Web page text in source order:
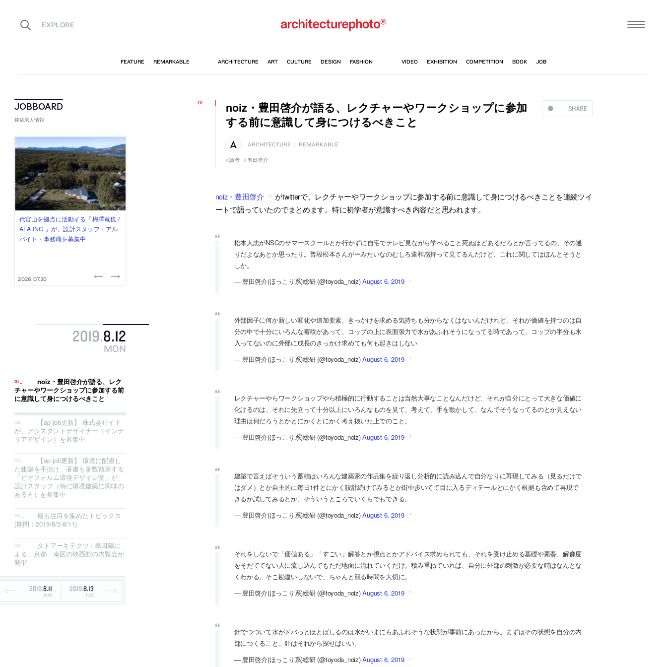
建築求人情報
佐々木慧が主宰する「axonometric株
式会社」が、設計スタッフ（経験
者・既卒・2027年新卒）を募集中
2026.08.07
古民家を軸に全国で“価値循環の仕組
み”を作り、リモートワーク主体の働
き方を実践する「株式会社つぎと」
2026.08.03
リノベる株式会社が、設計パートナ
ー (業務委託) を募集中
2026.08.03
社会への影響力のある建築を手掛
け、スタッフ同士で助け合う環境づ
くりも行う「E.A.S.T.architects」
2026.07.31
代官山を拠点に活動する「梅澤竜也 /
ALA INC.」が、設計スタッフ・アル
バイト・事務職を募集中
2026.07.30
2019.8.12
MON
noiz・豊田啓介が語る、レク
チャーやワークショップに参加する前
に意識して身につけるべきこと
【ap job更新】 株式会社イド
が、アシスタントデザイナー（インテ
リアデザイン）を募集中
【ap job更新】 環境に配慮し
た建築を手掛け、著書も多数執筆する
「ビオフォルム環境デザイン室」が、
設計スタッフ（特に環境建築に興味の
ある方）を募集中
最も注目を集めたトピックス
[期間：2019/8/5-8/11]
タトアーキテクツ / 島田陽に
よる、京都・南区の映画館の内覧会が
開催
2019.8.11
SUN
2019.8.13
TUE
SHARE
noiz・豊田啓介が語る、レクチャーやワークショップに参加
する前に意識して身につけるべきこと
ARCHITECTURE REMARKABLE
論考 豊田啓介
noiz・豊田啓介
がtwitterで、レクチャーやワークショップに参加する前に意識して身につけるべきことを連続ツイ
ートで語っていたのでまとめます。特に初学者が意識すべき内容だと思われます。
松本人志がNSCのサマースクールとか行かずに自宅でテレビ見ながら学べること死ぬほどあるだろとか言ってるの、その通
りだよなあとか思ったり。普段松本さんがーみたいなのむしろ違和感持って見てるんだけど、これに関してはほんとそうと
しか。
— 豊田啓介(ほっこり系)総研 (@toyoda_noiz)August 6, 2019
外部因子に何か新しい変化や追加要素、きっかけを求める気持ちも分からなくはないんだけれど、それが価値を持つのは自
分の中で十分にいろんな蓄積があって、コップの上に表面張力で水があふれそうになってる時であって、コップの半分も水
入ってないのに外部に成長のきっかけ求めても何も起きはしない
— 豊田啓介(ほっこり系)総研 (@toyoda_noiz)August 6, 2019
レクチャーやらワークショップやら積極的に行動することは当然大事なことなんだけど、それが自分にとって大きな価値に
化けるのは、それに先立って十分以上にいろんなものを見て、考えて、手を動かして、なんでそうなってるのとか見えない
理由は何だろうとかとにかくとにかく考え抜いた上でのこと。
— 豊田啓介(ほっこり系)総研 (@toyoda_noiz)August 6, 2019
建築で言えばそういう蓄積はいろんな建築家の作品集を繰り返し分析的に読み込んで自分なりに再現してみる（見るだけで
はダメ）とか自主的に毎日1件とにかく設計続けてみるとか街中歩いてて目に入るディテールとにかく根拠も含めて再現で
きるか試してみるとか、そういうところでいくらでもできる。
— 豊田啓介(ほっこり系)総研 (@toyoda_noiz)August 6, 2019
それをしないで「価値ある」「すごい」解答とか視点とかアドバイス求められても、それを受け止める基礎や素養、解像度
をそだててない人に流し込んでもただ地面に流れていくだけ。積み重ねていれば、自分に外部の刺激が必要な時はなんとな
くわかる。そこ勘違いしないで、ちゃんと籠る時間を大切に。
— 豊田啓介(ほっこり系)総研 (@toyoda_noiz)August 6, 2019
針でつついて水がドバっとほとばしるのは水がいまにもあふれそうな状態が事前にあったから。まずはその状態を自分の内
部につくること。針はそれから探せばいい。
— 豊田啓介(ほっこり系)総研 (@toyoda_noiz)August 6, 2019